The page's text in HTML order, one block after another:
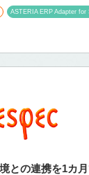
ASTERIA ERP Adapter for
との連携を1カ